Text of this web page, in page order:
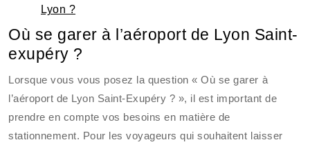
Lyon ?
Où se garer à l’aéroport de Lyon Saint-
exupéry ?
Lorsque vous vous posez la question « Où se garer à
l’aéroport de Lyon Saint-Exupéry ? », il est important de
prendre en compte vos besoins en matière de
stationnement. Pour les voyageurs qui souhaitent laisser